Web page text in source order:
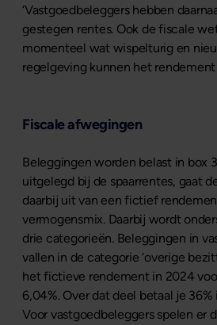
‘Vastgoedbeleggers hebben
gestegen rentes. Ook de fiscale
momenteel wat wispelturig en
regelgeving kunnen het rendement
Fiscale afwegingen
Beleggingen worden belast in box
uitgelegd bij de spaarrentes, gaat
daarbij uit van een fictief
vermogensmix. Daarbij wordt
drie categorieën. Beleggingen in
vallen in de categorie ‘overige
het fictieve rendement in 2024
6,04%. Over dat deel betaal je
Voor vastgoedbeleggers spelen er